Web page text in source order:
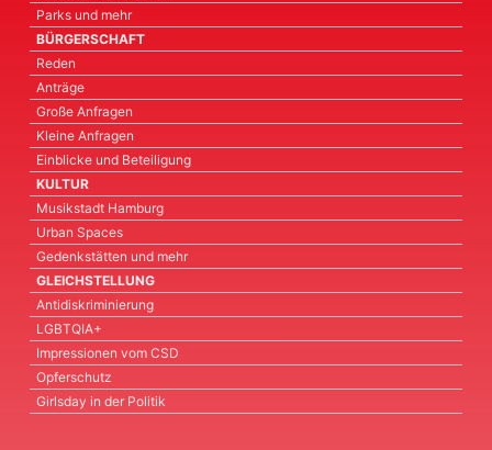
Parks und mehr
BÜRGERSCHAFT
Reden
Anträge
Große Anfragen
Kleine Anfragen
Einblicke und Beteiligung
KULTUR
Musikstadt Hamburg
Urban Spaces
Gedenkstätten und mehr
GLEICHSTELLUNG
Antidiskriminierung
LGBTQIA+
Impressionen vom CSD
Opferschutz
Girlsday in der Politik